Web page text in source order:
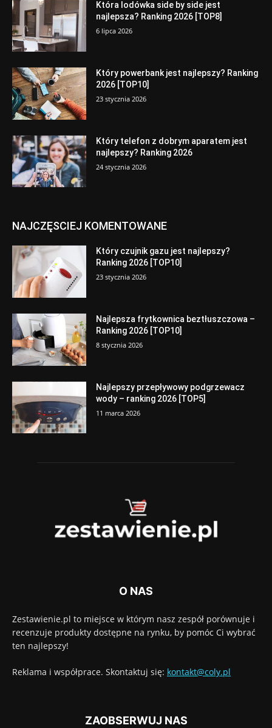
Która lodówka side by side jest
najlepsza? Ranking 2026 [TOP8]
6 lipca 2026
Który powerbank jest najlepszy? Ranking
2026 [TOP10]
23 stycznia 2026
Który telefon z dobrym aparatem jest
najlepszy? Ranking 2026
24 stycznia 2026
NAJCZĘSCIEJ KOMENTOWANE
Który czujnik gazu jest najlepszy?
Ranking 2026 [TOP10]
23 stycznia 2026
Najlepsza frytkownica beztłuszczowa –
Ranking 2026 [TOP10]
8 stycznia 2026
Najlepszy przepływowy podgrzewacz
wody – ranking 2026 [TOP5]
11 marca 2026
O NAS
Zestawienie.pl to miejsce w którym nasz zespół porównuje i
recenzuje produkty dostępne na rynku, by pomóc Ci wybrać
ten najlepszy!
Reklama i współprace. Skontaktuj się: kontakt@coly.pl
ZAOBSERWUJ NAS